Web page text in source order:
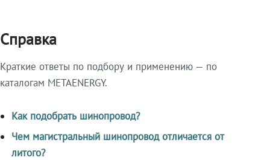
Справка
Краткие ответы по подбору и применению — по
каталогам METAENERGY.
Как подобрать шинопровод?
Чем магистральный шинопровод отличается от
литого?